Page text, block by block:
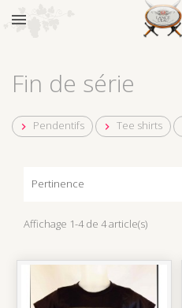

Fin de série
 Pendentifs  Tee shirts
Pertinence
Affichage 1-4 de 4 article(s)